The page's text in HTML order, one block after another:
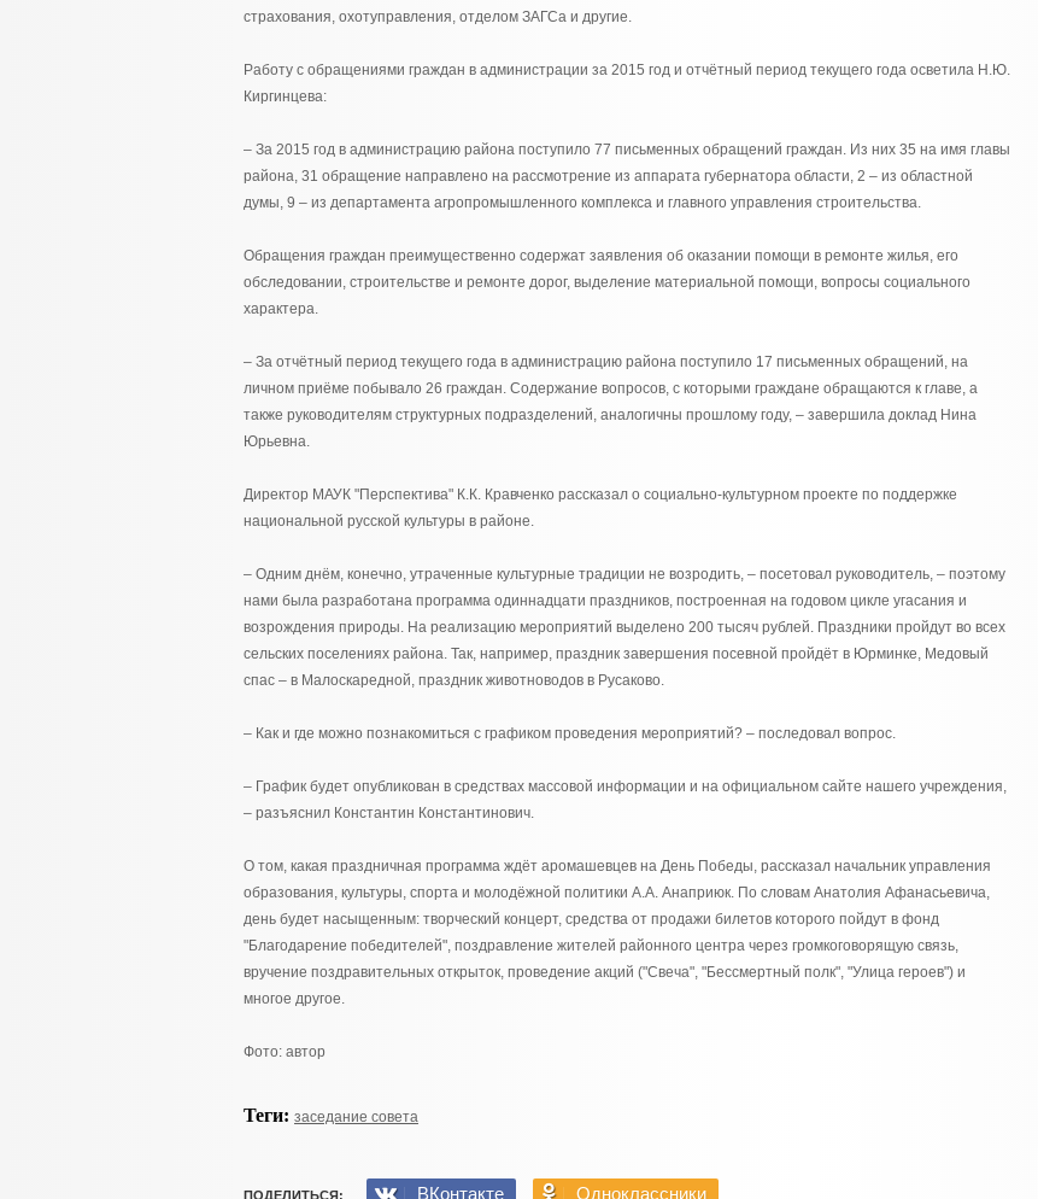
страхования, охотуправления, отделом ЗАГСа и другие.
Работу с обращениями граждан в администрации за 2015 год и отчётный период текущего года осветила Н.Ю.
Киргинцева:
– За 2015 год в администрацию района поступило 77 письменных обращений граждан. Из них 35 на имя главы
района, 31 обращение направлено на рассмотрение из аппарата губернатора области, 2 – из областной
думы, 9 – из департамента агропромышленного комплекса и главного управления строительства.
Обращения граждан преимущественно содержат заявления об оказании помощи в ремонте жилья, его
обследовании, строительстве и ремонте дорог, выделение материальной помощи, вопросы социального
характера.
– За отчётный период текущего года в администрацию района поступило 17 письменных обращений, на
личном приёме побывало 26 граждан. Содержание вопросов, с которыми граждане обращаются к главе, а
также руководителям структурных подразделений, аналогичны прошлому году, – завершила доклад Нина
Юрьевна.
Директор МАУК "Перспектива" К.К. Кравченко рассказал о социально-культурном проекте по поддержке
национальной русской культуры в районе.
– Одним днём, конечно, утраченные культурные традиции не возродить, – посетовал руководитель, – поэтому
нами была разработана программа одиннадцати праздников, построенная на годовом цикле угасания и
возрождения природы. На реализацию мероприятий выделено 200 тысяч рублей. Праздники пройдут во всех
сельских поселениях района. Так, например, праздник завершения посевной пройдёт в Юрминке, Медовый
спас – в Малоскаредной, праздник животноводов в Русаково.
– Как и где можно познакомиться с графиком проведения мероприятий? – последовал вопрос.
– График будет опубликован в средствах массовой информации и на официальном сайте нашего учреждения,
– разъяснил Константин Константинович.
О том, какая праздничная программа ждёт аромашевцев на День Победы, рассказал начальник управления
образования, культуры, спорта и молодёжной политики А.А. Анаприюк. По словам Анатолия Афанасьевича,
день будет насыщенным: творческий концерт, средства от продажи билетов которого пойдут в фонд
"Благодарение победителей", поздравление жителей районного центра через громкоговорящую связь,
вручение поздравительных открыток, проведение акций ("Свеча", "Бессмертный полк", "Улица героев") и
многое другое.
Фото: автор
Теги: заседание совета
ПОДЕЛИТЬСЯ: ВКонтакте Одноклассники